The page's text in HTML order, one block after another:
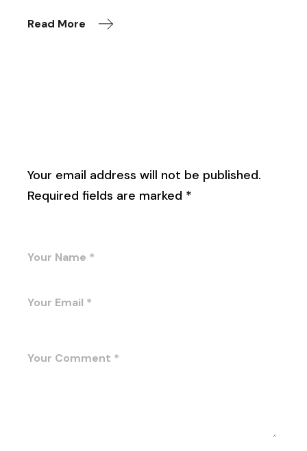
Read More
Your email address will not be published.
Required fields are marked *